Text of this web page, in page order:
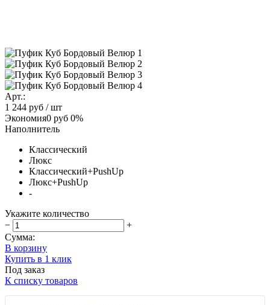
Арт.:
1 244 руб / шт
Экономия0 руб 0%
Наполнитель
Классический
Люкс
Классический+PushUp
Люкс+PushUp
-
Укажите количество
−
+
Сумма:
В корзину
Купить в 1 клик
Под заказ
К списку товаров